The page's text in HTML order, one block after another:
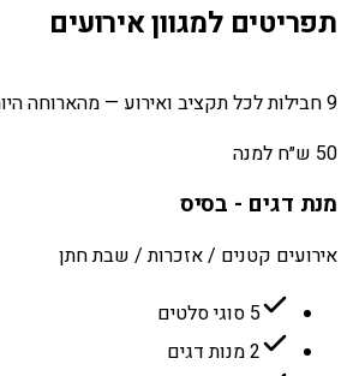
תפריטים למגוון אירועים
9 חבילות לכל תקציב ואירוע — מהארוחה היומיומית ועד הפרימיום VIP.
50 ש״ח למנה
מנת דגים - בסיס
אירועים קטנים / אזכרות / שבת חתן
5 סוגי סלטים
2 מנות דגים